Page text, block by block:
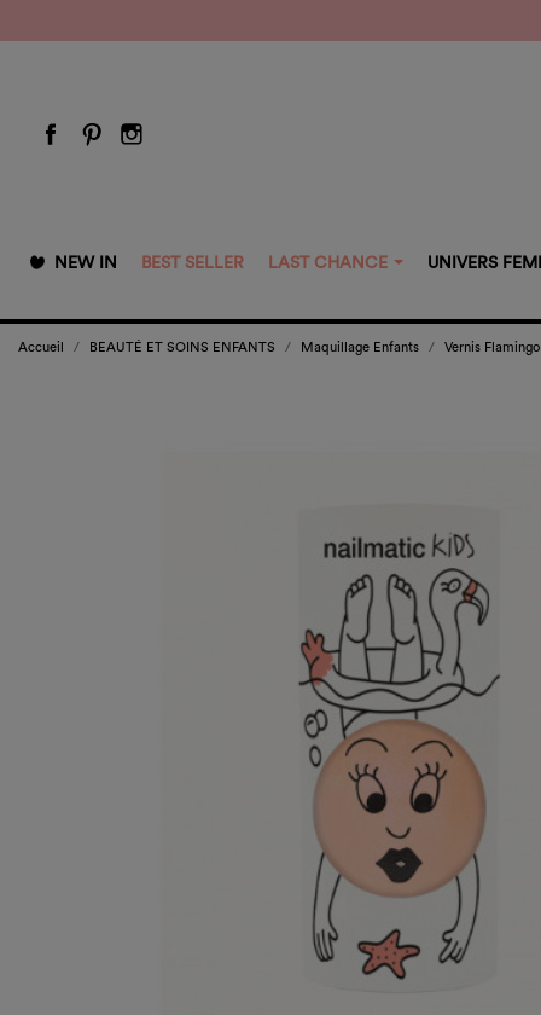
NEW IN BEST SELLER LAST CHANCE UNIVERS
Accueil BEAUTÉ ET SOINS ENFANTS Maquillage Enfants Vernis